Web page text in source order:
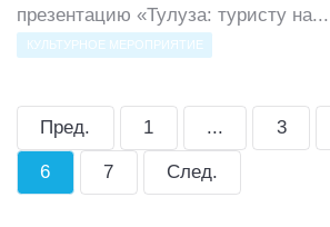
презентацию «Тулуза: туристу на...
КУЛЬТУРНОЕ МЕРОПРИЯТИЕ
Пред. 1 ... 3
6 7 След.